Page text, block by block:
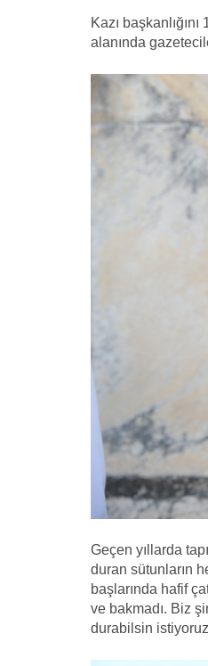
Kazı
alanında
Geçen yıllarda
duran sütunların
başlarında hafif
ve bakmadı. Biz
durabilsin